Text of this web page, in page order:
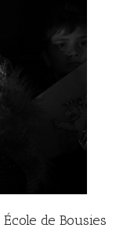
de Bousies